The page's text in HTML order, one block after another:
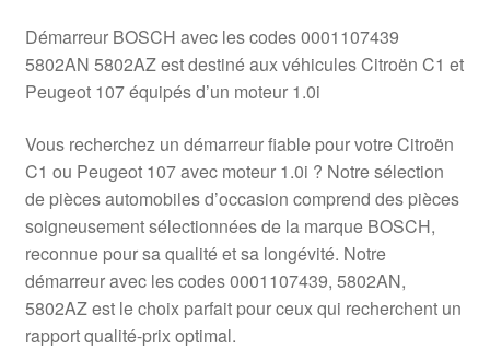
Démarreur BOSCH avec les codes 0001107439
5802AN 5802AZ est destiné aux véhicules Citroën C1 et
Peugeot 107 équipés d’un moteur 1.0i
Vous recherchez un démarreur fiable pour votre Citroën
C1 ou Peugeot 107 avec moteur 1.0i ? Notre sélection
de pièces automobiles d’occasion comprend des pièces
soigneusement sélectionnées de la marque BOSCH,
reconnue pour sa qualité et sa longévité. Notre
démarreur avec les codes 0001107439, 5802AN,
5802AZ est le choix parfait pour ceux qui recherchent un
rapport qualité-prix optimal.